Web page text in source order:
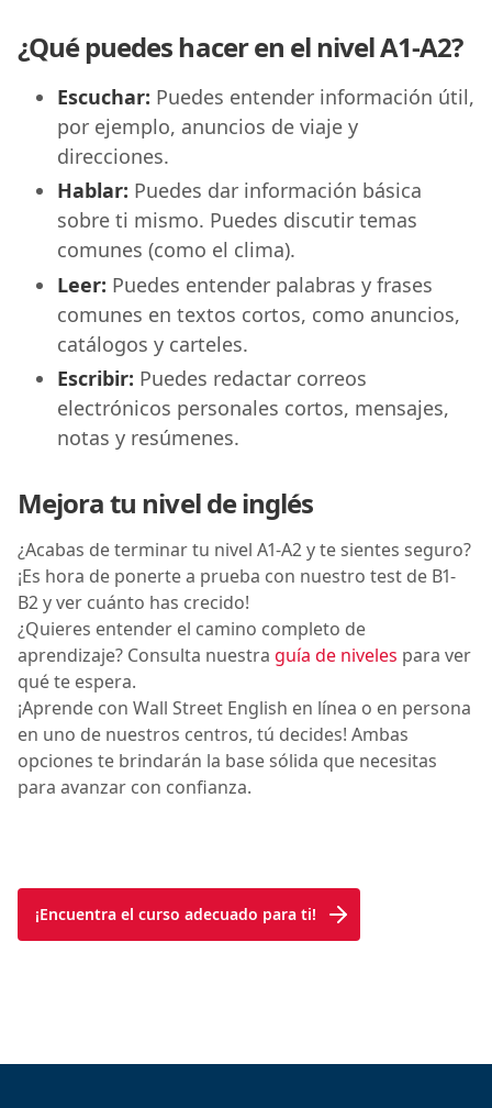
¿Qué puedes hacer en el nivel A1-A2?
Escuchar: Puedes entender información útil,
por ejemplo, anuncios de viaje y
direcciones.
Hablar: Puedes dar información básica
sobre ti mismo. Puedes discutir temas
comunes (como el clima).
Leer: Puedes entender palabras y frases
comunes en textos cortos, como anuncios,
catálogos y carteles.
Escribir: Puedes redactar correos
electrónicos personales cortos, mensajes,
notas y resúmenes.
Mejora tu nivel de inglés
¿Acabas de terminar tu nivel A1-A2 y te sientes seguro?
¡Es hora de ponerte a prueba con nuestro test de B1-
B2 y ver cuánto has crecido!
¿Quieres entender el camino completo de
aprendizaje? Consulta nuestra guía de niveles para ver
qué te espera.
¡Aprende con Wall Street English en línea o en persona
en uno de nuestros centros, tú decides! Ambas
opciones te brindarán la base sólida que necesitas
para avanzar con confianza.
¡Encuentra el curso adecuado para ti!